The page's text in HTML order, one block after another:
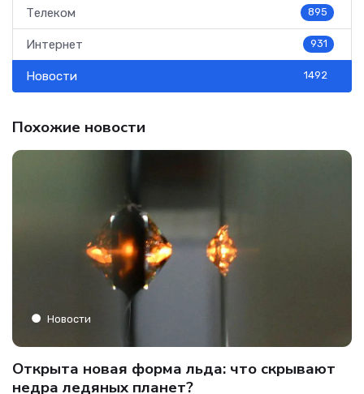
Телеком 895
Интернет 931
Новости 1492
Похожие новости
Новости
Открыта новая форма льда: что скрывают
недра ледяных планет?